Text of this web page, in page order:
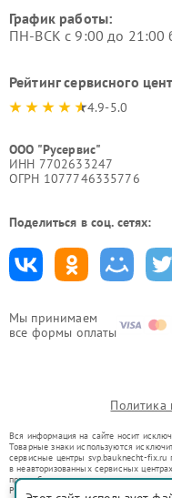
Мы принимаем
все формы оплаты
График работы:
ПН-ВСК с 9:00 до 21:00
Рейтинг сервисного
4.9-5.0
ООО "Русервис"
ИНН 7702633247
ОГРН 1077746335776
Поделиться в соц. сетях:
Политика
Вся информация на сайте носит
Товарные знаки используются
сервисные центры svp.bauknecht-fix.ru
в неавторизованных сервисных
правообладателями товарных знаков
Ремонт осуществляется для